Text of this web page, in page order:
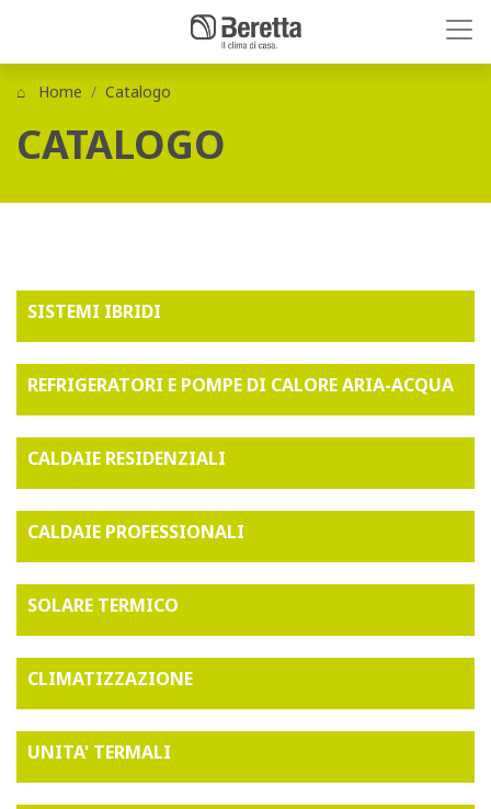
Home Catalogo
CATALOGO
SISTEMI IBRIDI
REFRIGERATORI E POMPE DI CALORE ARIA-ACQUA
CALDAIE RESIDENZIALI
CALDAIE PROFESSIONALI
SOLARE TERMICO
CLIMATIZZAZIONE
UNITA' TERMALI